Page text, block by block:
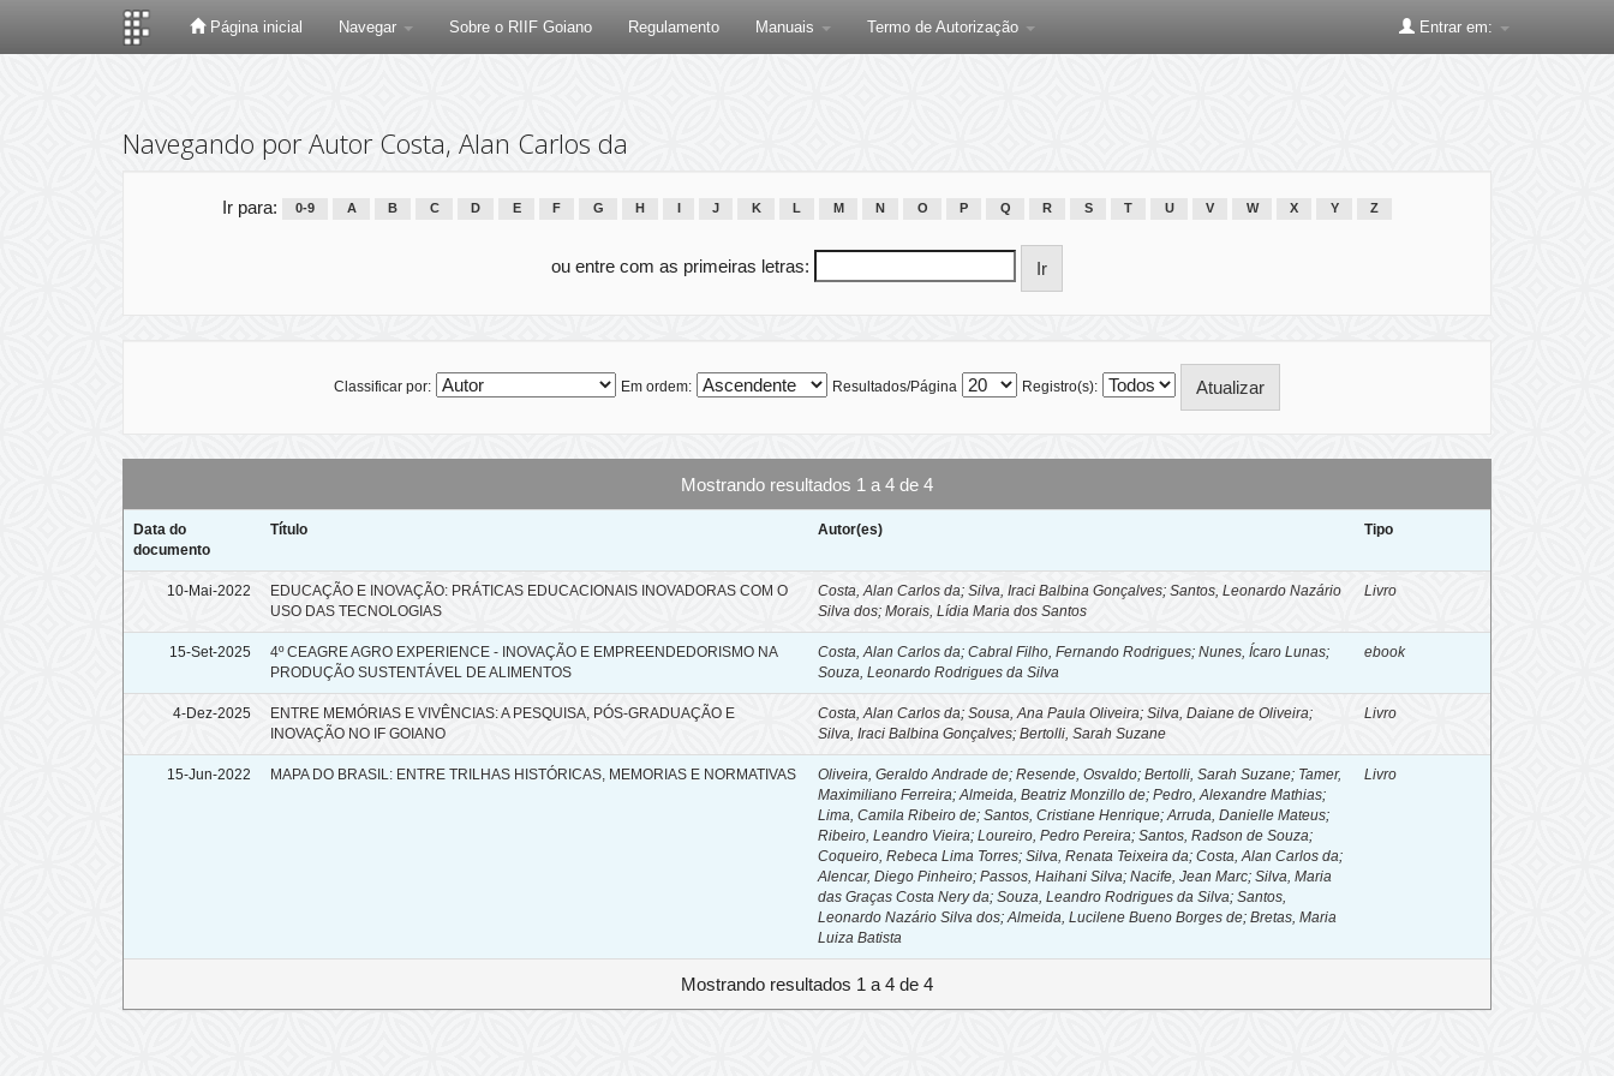
Página inicial Navegar Sobre o RIIF Goiano Regulamento Manuais Termo de Autorização Entrar em:
Navegando por Autor Costa, Alan Carlos da
Ir para: 0-9 A B C D E F G H J K L M N O P Q R S T U V W X Y Z
ou entre com as primeiras letras:
Classificar por: Em ordem: Resultados/Página Registro(s):
Mostrando resultados 1 a 4 de 4
Data do
documento
Título Autor(es) Tipo
10-Mai-2022
EDUCAÇÃO E INOVAÇÃO: PRÁTICAS EDUCACIONAIS INOVADORAS COM O
USO DAS TECNOLOGIAS
Costa, Alan Carlos da; Silva, Iraci Balbina Gonçalves; Santos, Leonardo Nazário
Silva dos; Morais, Lídia Maria dos Santos
Livro
15-Set-2025
4º CEAGRE AGRO EXPERIENCE - INOVAÇÃO E EMPREENDEDORISMO NA
PRODUÇÃO SUSTENTÁVEL DE ALIMENTOS
Costa, Alan Carlos da; Cabral Filho, Fernando Rodrigues; Nunes, Ícaro Lunas;
Souza, Leonardo Rodrigues da Silva
ebook
4-Dez-2025
ENTRE MEMÓRIAS E VIVÊNCIAS: A PESQUISA, PÓS-GRADUAÇÃO E
INOVAÇÃO NO IF GOIANO
Costa, Alan Carlos da; Sousa, Ana Paula Oliveira; Silva, Daiane de Oliveira;
Silva, Iraci Balbina Gonçalves; Bertolli, Sarah Suzane
Livro
15-Jun-2022 MAPA DO BRASIL: ENTRE TRILHAS HISTÓRICAS, MEMORIAS E NORMATIVAS Oliveira, Geraldo Andrade de; Resende, Osvaldo; Bertolli, Sarah Suzane; Tamer,
Maximiliano Ferreira; Almeida, Beatriz Monzillo de; Pedro, Alexandre Mathias;
Lima, Camila Ribeiro de; Santos, Cristiane Henrique; Arruda, Danielle Mateus;
Ribeiro, Leandro Vieira; Loureiro, Pedro Pereira; Santos, Radson de Souza;
Coqueiro, Rebeca Lima Torres; Silva, Renata Teixeira da; Costa, Alan Carlos da;
Alencar, Diego Pinheiro; Passos, Haihani Silva; Nacife, Jean Marc; Silva, Maria
das Graças Costa Nery da; Souza, Leandro Rodrigues da Silva; Santos,
Leonardo Nazário Silva dos; Almeida, Lucilene Bueno Borges de; Bretas, Maria
Luiza Batista
Livro
Mostrando resultados 1 a 4 de 4